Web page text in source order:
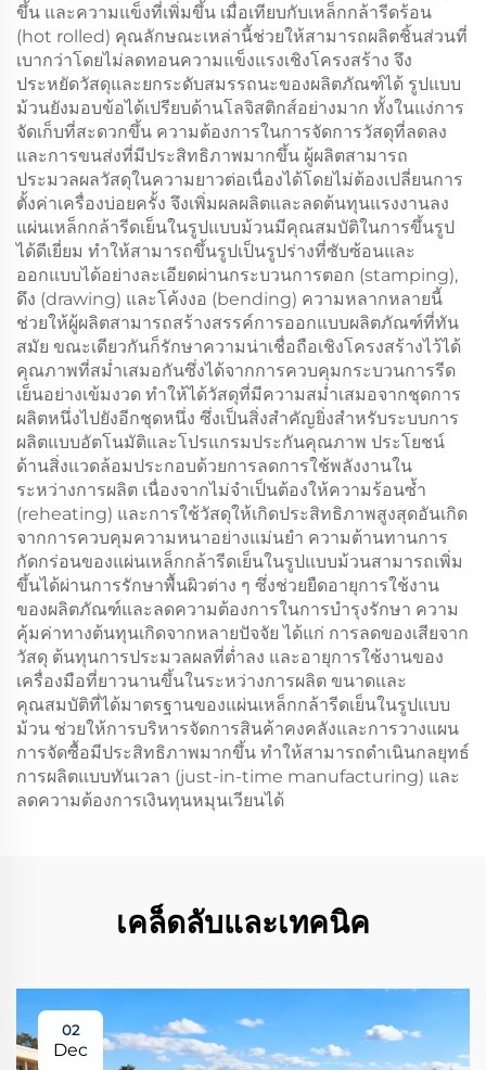
ขึ้น และความแข็งที่เพิ่มขึ้น เมื่อเทียบกับเหล็กกล้ารีดร้อน
(hot rolled) คุณลักษณะเหล่านี้ช่วยให้สามารถผลิตชิ้นส่วนที่
เบากว่าโดยไม่ลดทอนความแข็งแรงเชิงโครงสร้าง จึง
ประหยัดวัสดุและยกระดับสมรรถนะของผลิตภัณฑ์ได้ รูปแบบ
ม้วนยังมอบข้อได้เปรียบด้านโลจิสติกส์อย่างมาก ทั้งในแง่การ
จัดเก็บที่สะดวกขึ้น ความต้องการในการจัดการวัสดุที่ลดลง
และการขนส่งที่มีประสิทธิภาพมากขึ้น ผู้ผลิตสามารถ
ประมวลผลวัสดุในความยาวต่อเนื่องได้โดยไม่ต้องเปลี่ยนการ
ตั้งค่าเครื่องบ่อยครั้ง จึงเพิ่มผลผลิตและลดต้นทุนแรงงานลง
แผ่นเหล็กกล้ารีดเย็นในรูปแบบม้วนมีคุณสมบัติในการขึ้นรูป
ได้ดีเยี่ยม ทำให้สามารถขึ้นรูปเป็นรูปร่างที่ซับซ้อนและ
ออกแบบได้อย่างละเอียดผ่านกระบวนการตอก (stamping),
ดึง (drawing) และโค้งงอ (bending) ความหลากหลายนี้
ช่วยให้ผู้ผลิตสามารถสร้างสรรค์การออกแบบผลิตภัณฑ์ที่ทัน
สมัย ขณะเดียวกันก็รักษาความน่าเชื่อถือเชิงโครงสร้างไว้ได้
คุณภาพที่สม่ำเสมอกันซึ่งได้จากการควบคุมกระบวนการรีด
เย็นอย่างเข้มงวด ทำให้ได้วัสดุที่มีความสม่ำเสมอจากชุดการ
ผลิตหนึ่งไปยังอีกชุดหนึ่ง ซึ่งเป็นสิ่งสำคัญยิ่งสำหรับระบบการ
ผลิตแบบอัตโนมัติและโปรแกรมประกันคุณภาพ ประโยชน์
ด้านสิ่งแวดล้อมประกอบด้วยการลดการใช้พลังงานใน
ระหว่างการผลิต เนื่องจากไม่จำเป็นต้องให้ความร้อนซ้ำ
(reheating) และการใช้วัสดุให้เกิดประสิทธิภาพสูงสุดอันเกิด
จากการควบคุมความหนาอย่างแม่นยำ ความต้านทานการ
กัดกร่อนของแผ่นเหล็กกล้ารีดเย็นในรูปแบบม้วนสามารถเพิ่ม
ขึ้นได้ผ่านการรักษาพื้นผิวต่าง ๆ ซึ่งช่วยยืดอายุการใช้งาน
ของผลิตภัณฑ์และลดความต้องการในการบำรุงรักษา ความ
คุ้มค่าทางต้นทุนเกิดจากหลายปัจจัย ได้แก่ การลดของเสียจาก
วัสดุ ต้นทุนการประมวลผลที่ต่ำลง และอายุการใช้งานของ
เครื่องมือที่ยาวนานขึ้นในระหว่างการผลิต ขนาดและ
คุณสมบัติที่ได้มาตรฐานของแผ่นเหล็กกล้ารีดเย็นในรูปแบบ
ม้วน ช่วยให้การบริหารจัดการสินค้าคงคลังและการวางแผน
การจัดซื้อมีประสิทธิภาพมากขึ้น ทำให้สามารถดำเนินกลยุทธ์
การผลิตแบบทันเวลา (just-in-time manufacturing) และ
ลดความต้องการเงินทุนหมุนเวียนได้
เคล็ดลับและเทคนิค
02
Dec